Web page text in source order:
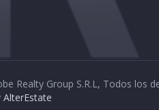
Realty Group S.R.L, Todos los
AlterEstate